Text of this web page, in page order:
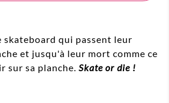
skateboard qui passent leur
et jusqu'à leur mort comme ce
sur sa planche. Skate or die !